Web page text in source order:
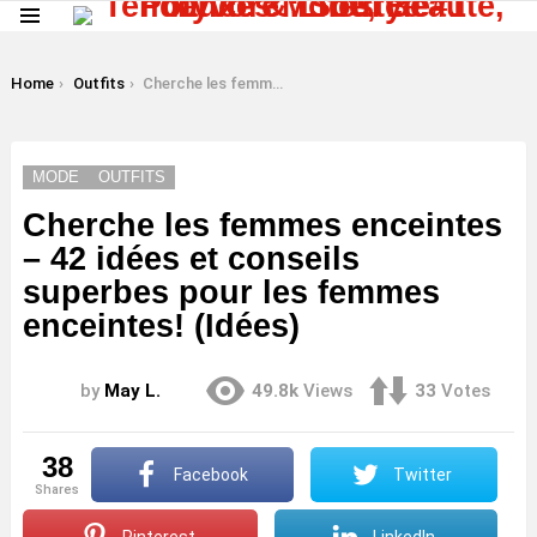
You are here:
Home Outfits Cherche les femmes enceintes – 42 idées et conseils superbes pour les femmes enceintes! (Idées)
MODE OUTFITS
Cherche les femmes enceintes
– 42 idées et conseils
superbes pour les femmes
enceintes! (Idées)
by May L. 49.8k Views 33 Votes
38
shares
Facebook Twitter